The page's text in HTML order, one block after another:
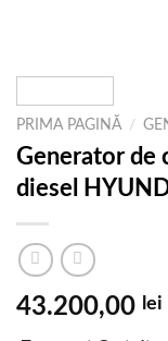
PRIMA PAGINĂ /
Generator de
diesel
43.200,00 lei